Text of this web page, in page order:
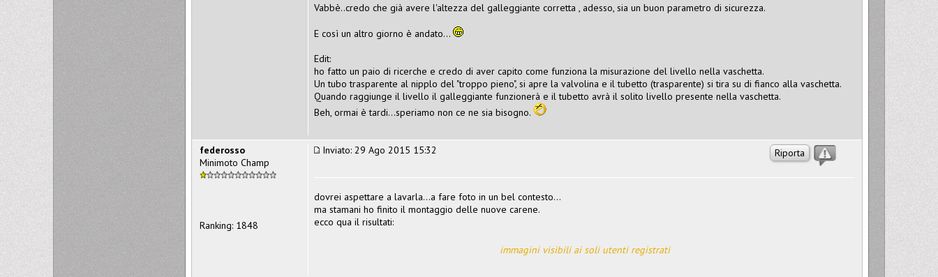
Vabbè..credo che già avere l'altezza del galleggiante corretta , adesso, sia un buon parametro di sicurezza.
E così un altro giorno è andato...
Edit:
ho fatto un paio di ricerche e credo di aver capito come funziona la misurazione del livello nella vaschetta.
Un tubo trasparente al nipplo del "troppo pieno", si apre la valvolina e il tubetto (trasparente) si tira su di fianco alla vaschetta.
Quando raggiunge il livello il galleggiante funzionerà e il tubetto avrà il solito livello presente nella vaschetta.
Beh, ormai è tardi...speriamo non ce ne sia bisogno.
Riporta
Inviato: 29 Ago 2015 15:32
dovrei aspettare a lavarla...a fare foto in un bel contesto...
ma stamani ho finito il montaggio delle nuove carene.
ecco qua il risultati:
immagini visibili ai soli utenti registrati
federosso
Minimoto Champ
Ranking: 1848